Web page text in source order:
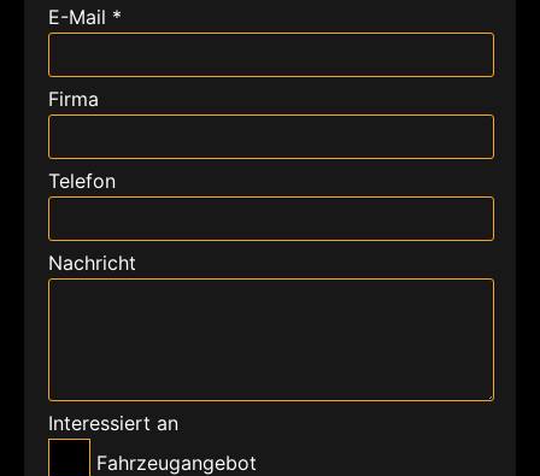
E-Mail *
Firma
Telefon
Nachricht
Interessiert an
Fahrzeugangebot